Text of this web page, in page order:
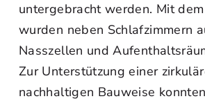
untergebracht werden. Mit
wurden neben Schlafzimmern
Nasszellen und
Zur Unterstützung einer
nachhaltigen Bauweise